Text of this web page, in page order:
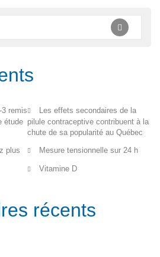
remis
étude
Les effets secondaires de la
pilule contraceptive contribuent à la
chute de sa popularité au Québec
plus
Mesure tensionnelle sur 24 h
Vitamine D
récents